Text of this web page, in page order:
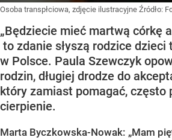
Osoba transpłciowa, zdjęcie ilustracyjne Źródło:
„Będziecie mieć martwą córkę
to zdanie słyszą rodzice dzieci
w Polsce. Paula Szewczyk
rodzin, długiej drodze do
który zamiast pomagać, często
cierpienie.
Marta Byczkowska-Nowak: „Mam